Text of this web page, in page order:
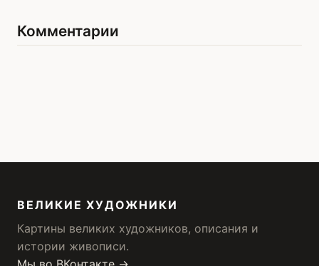
Комментарии
ВЕЛИКИЕ ХУДОЖНИКИ
Картины великих художников, описания и
истории живописи.